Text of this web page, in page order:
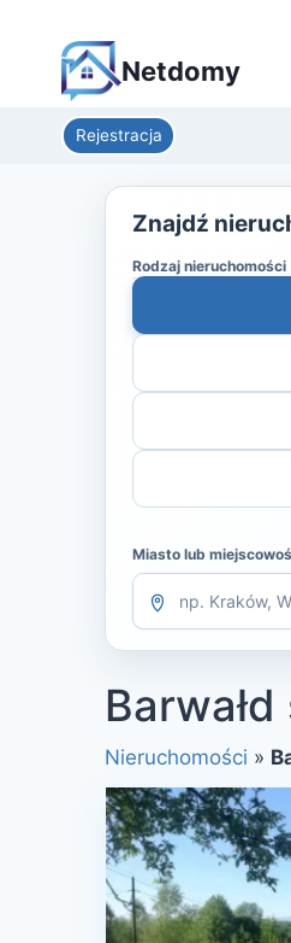
Netdomy
Rejestracja
Znajdź
Rodzaj nieruchomości
Miasto lub
Nieruchomości »